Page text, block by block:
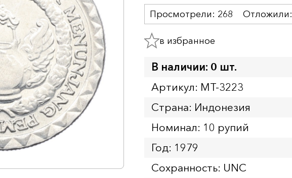
Просмотрели: 268 Отложили:
в избранное
В наличии: 0 шт.
Артикул: MT-3223
Страна: Индонезия
Номинал: 10 рупий
Год: 1979
Сохранность: UNC